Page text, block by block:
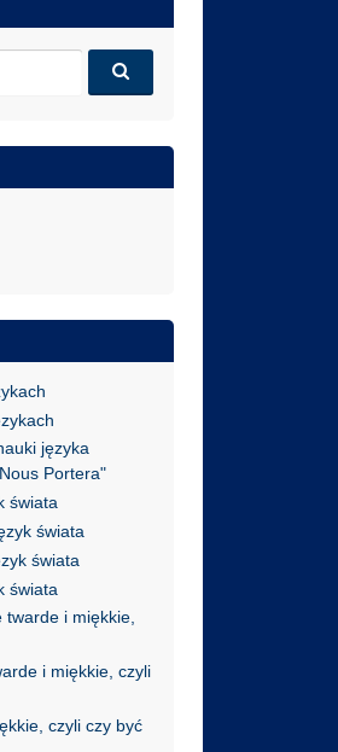
języka
Portera"
świata
świata
świata
świata
twarde i miękkie,
i miękkie, czyli
czyli czy być